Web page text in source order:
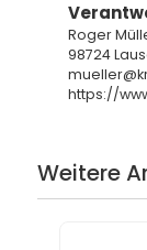
Roger
98724
https://
Weitere